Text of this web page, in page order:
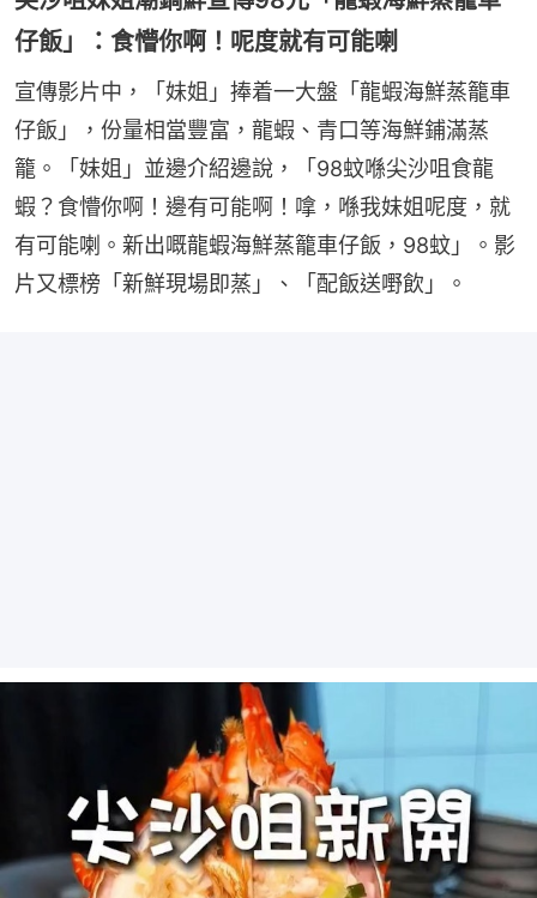
仔飯」：食懵你啊！呢度就有可能喇
宣傳影片中，「妹姐」捧着一大盤「龍蝦海鮮蒸籠車
仔飯」，份量相當豐富，龍蝦、青口等海鮮鋪滿蒸
籠。「妹姐」並邊介紹邊說，「98蚊喺尖沙咀食龍
蝦？食懵你啊！邊有可能啊！嗱，喺我妹姐呢度，就
有可能喇。新出嘅龍蝦海鮮蒸籠車仔飯，98蚊」。影
片又標榜「新鮮現場即蒸」、「配飯送嘢飲」。